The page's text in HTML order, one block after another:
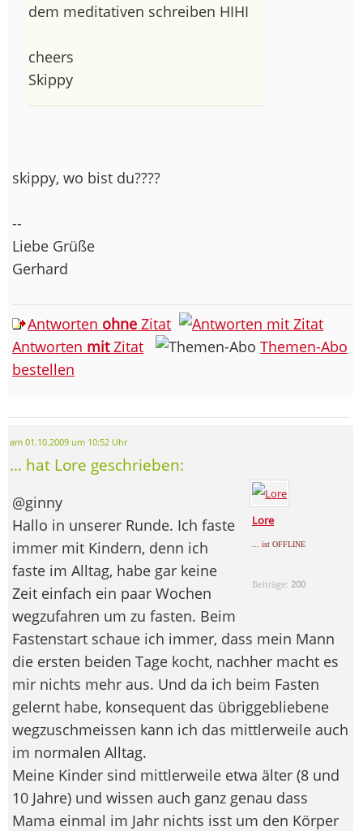
dem meditativen schreiben HIHI
cheers
Skippy
skippy, wo bist du????
--
Liebe Grüße
Gerhard
Antworten ohne Zitat
Antworten mitZitat
Themen-Abo
bestellen
am 01.10.2009 um 10:52 Uhr
... hat Lore geschrieben:
Lore
... ist OFFLINE
Beiträge: 200
@ginny
Hallo in unserer Runde. Ich faste
immer mit Kindern, denn ich
faste im Alltag, habe gar keine
Zeit einfach ein paar Wochen
wegzufahren um zu fasten. Beim
Fastenstart schaue ich immer, dass mein Mann
die ersten beiden Tage kocht, nachher macht es
mir nichts mehr aus. Und da ich beim Fasten
gelernt habe, konsequent das übriggebliebene
wegzuschmeissen kann ich das mittlerweile auch
im normalen Alltag.
Meine Kinder sind mittlerweile etwa älter (8 und
10 Jahre) und wissen auch ganz genau dass
Mama einmal im Jahr nichts isst um den Körper